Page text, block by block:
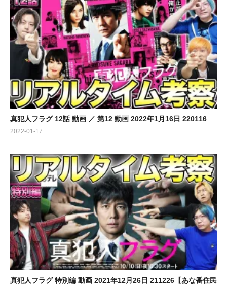
真犯人フラグ 12話 動画 ／ 第12 動画 2022年1月16日 220116
2022-01-17
真犯人フラグ 特別編 動画 2021年12月26日 211226【あな番住民